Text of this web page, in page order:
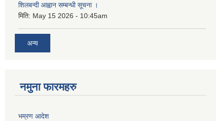
शिलबन्दी आह्वान सम्बन्धी सूचना ।
मिति: May 15 2026 - 10:45am
अन्य
नमुना फारमहरु
भम्रण आदेश